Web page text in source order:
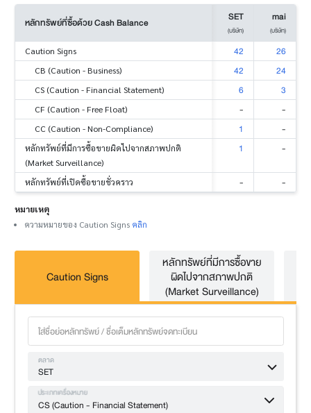
หลักทรัพย์ที่ซื้อด้วย Cash Balance SET
(บริษัท)
mai
(บริษัท)
Caution Signs 42 26
CB (Caution - Business) 42 24
CS (Caution - Financial Statement) 6 3
CF (Caution - Free Float) - -
CC (Caution - Non-Compliance) 1 -
หลักทรัพย์ที่มีการซื้อขายผิดไปจากสภาพปกติ
(Market Surveillance)
1 -
หลักทรัพย์ที่เปิดซื้อขายชั่วคราว - -
หมายเหตุ
ความหมายของ Caution Signs คลิก
Caution Signs
หลักทรัพย์ที่มีการซื้อขาย
ผิดไปจากสภาพปกติ
(Market Surveillance)
ตลาด
SET
ประเภทเครื่องหมาย
CS (Caution - Financial Statement)